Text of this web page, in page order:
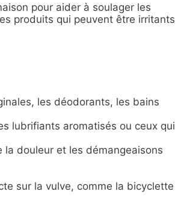
pour aider à soulager les
produits qui peuvent être irritants
les déodorants, les bains
lubrifiants aromatisés ou ceux qui
douleur et les démangeaisons
sur la vulve, comme la bicyclette